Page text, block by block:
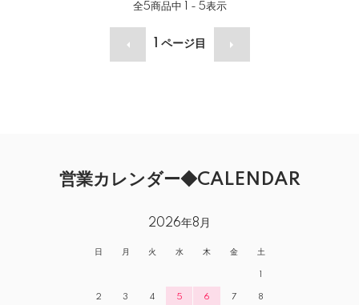
全5商品中 1 - 5表示
ページ目
営業カレンダー◆CALENDAR
2026年8月
日 月 火 水 木 金 土
1
2 3 4 5 6 7 8